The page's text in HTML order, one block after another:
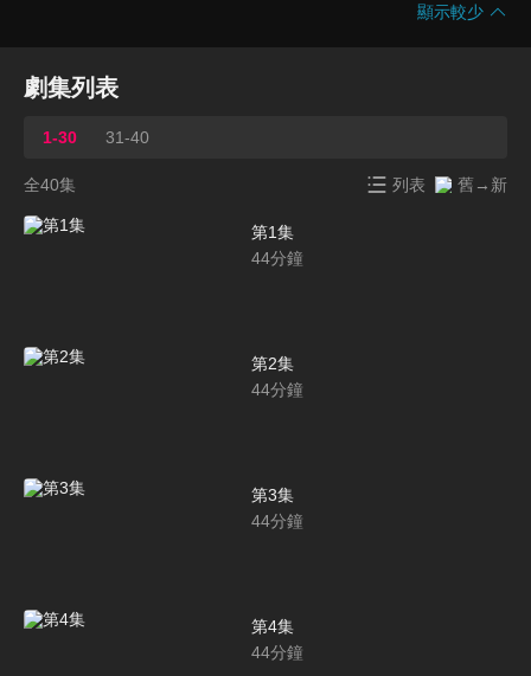
顯示較少
劇集列表
1-30 31-40
全40集 列表 舊→新
第1集
44分鐘
第2集
44分鐘
第3集
44分鐘
第4集
44分鐘